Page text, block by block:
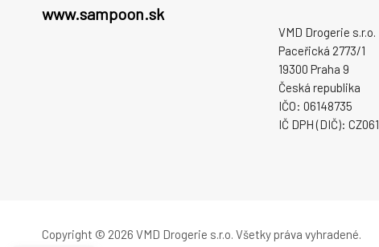
www.sampoon.sk
VMD Drogerie s.r.o.
Paceřická 2773/1
19300 Praha 9
Česká republika
IČO: 06148735
IČ DPH (DIČ):
Copyright © 2026 VMD Drogerie s.r.o. Všetky práva vyhradené.